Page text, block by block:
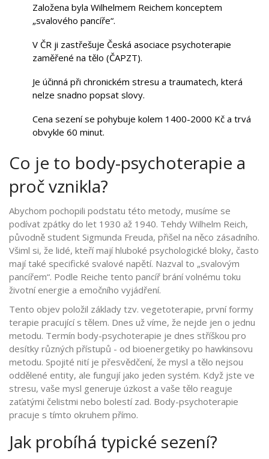
Založena byla Wilhelmem Reichem konceptem
„svalového pancíře“.
V ČR ji zastřešuje Česká asociace psychoterapie
zaměřené na tělo (ČAPZT).
Je účinná při chronickém stresu a traumatech, která
nelze snadno popsat slovy.
Cena sezení se pohybuje kolem 1400-2000 Kč a trvá
obvykle 60 minut.
Co je to body-psychoterapie a
proč vznikla?
Abychom pochopili podstatu této metody, musíme se
podívat zpátky do let 1930 až 1940. Tehdy Wilhelm Reich,
původně student Sigmunda Freuda, přišel na něco zásadního.
Všiml si, že lidé, kteří mají hluboké psychologické bloky, často
mají také specifické svalové napětí. Nazval to „svalovým
pancířem“. Podle Reiche tento pancíř brání volnému toku
životní energie a emočního vyjádření.
Tento objev položil základy tzv. vegetoterapie, první formy
terapie pracující s tělem. Dnes už víme, že nejde jen o jednu
metodu. Termín body-psychoterapie je dnes stříškou pro
desítky různých přístupů - od bioenergetiky po hawkinsovu
metodu. Spojité nití je přesvědčení, že mysl a tělo nejsou
oddělené entity, ale fungují jako jeden systém. Když jste ve
stresu, vaše mysl generuje úzkost a vaše tělo reaguje
zaťatými čelistmi nebo bolestí zad. Body-psychoterapie
pracuje s tímto okruhem přímo.
Jak probíhá typické sezení?